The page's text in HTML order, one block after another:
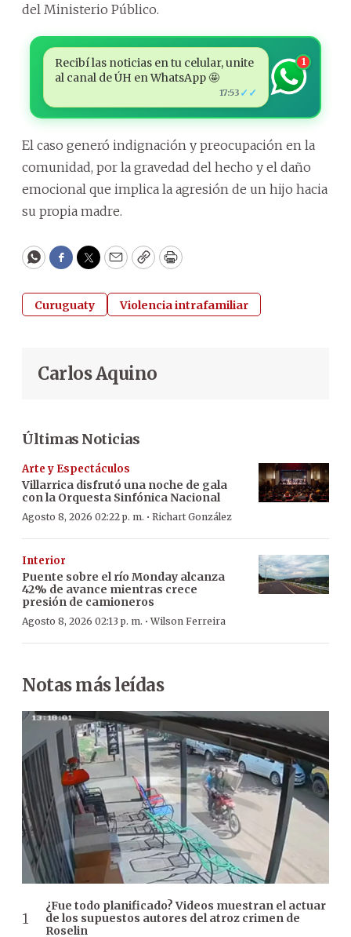
del Ministerio Público.
Recibí las noticias en tu celular, unite
al canal de ÚH en WhatsApp 🤩
17:53 ✓✓
1
El caso generó indignación y preocupación en la
comunidad, por la gravedad del hecho y el daño
emocional que implica la agresión de un hijo hacia
su propia madre.
WhatsApp
Facebook
Twitter
EmailCopyPrint
Curuguaty Violencia intrafamiliar
Carlos Aquino
Últimas Noticias
Arte y Espectáculos
Villarrica disfrutó una noche de gala
con la Orquesta Sinfónica Nacional
Agosto 8, 2026 02:22 p. m. · Richart González
Interior
Puente sobre el río Monday alcanza
42% de avance mientras crece
presión de camioneros
Agosto 8, 2026 02:13 p. m. ·Wilson Ferreira
Notas más leídas
¿Fue todo planificado? Videos muestran el actuar
de los supuestos autores del atroz crimen de
Roselin